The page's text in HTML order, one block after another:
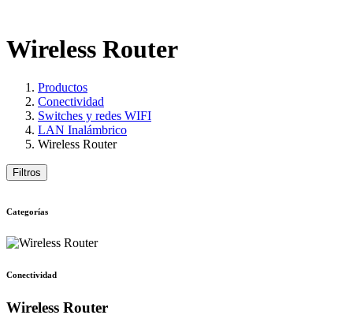
Wireless Router
Productos
Conectividad
Switches y redes WIFI
LAN Inalámbrico
Wireless Router
Filtros
Categorías
Conectividad
Wireless Router